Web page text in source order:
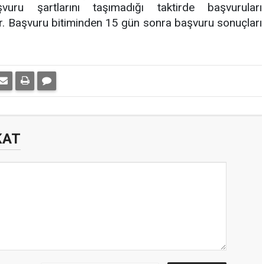
şartlarını taşımadığı taktirde başvuruları
Başvuru bitiminden 15 gün sonra başvuru sonuçları